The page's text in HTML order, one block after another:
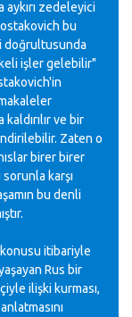
aykırı zedeleyici
bu
doğrultusunda
işler gelebilir"
ve bir
Zaten o
birer birer
karşı
bu denli
itibariyle
Rus bir
ilişki kurması,